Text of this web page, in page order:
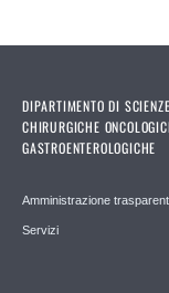
DIPARTIMENTO DI SCIENZE
CHIRURGICHE
GASTROENTEROLOGICHE
Amministrazione
Servizi